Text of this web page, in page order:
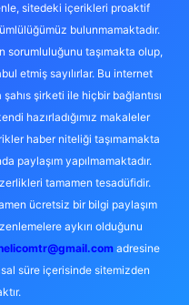
sitedeki içerikleri proaktif
bulunmamaktadır.
sorumluluğunu taşımakta olup,
etmiş sayılırlar. Bu internet
şirketi ile hiçbir bağlantısı
hazırladığımız makaleler
haber niteliği taşımamakta
paylaşım yapılmamaktadır.
tamamen tesadüfidir.
ücretsiz bir bilgi paylaşım
aykırı olduğunu
adresine
süre içerisinde sitemizden